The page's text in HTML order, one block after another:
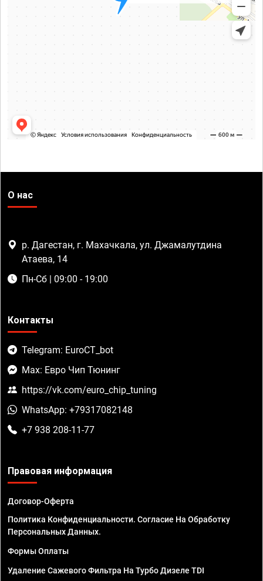
О нас
р. Дагестан, г. Махачкала, ул. Джамалутдина
Атаева, 14
Пн-Сб | 09:00 - 19:00
Контакты
Telegram: EuroCT_bot
Max: Евро Чип Тюнинг
https://vk.com/euro_chip_tuning
WhatsApp: +79317082148
+7 938 208-11-77
Правовая информация
Договор-Оферта
Политика Конфиденциальности. Согласие На Обработку
Персональных Данных.
Формы Оплаты
Удаление Сажевого Фильтра На Турбо Дизеле TDI